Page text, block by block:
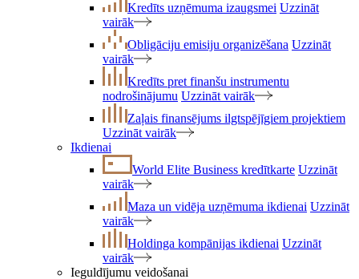
Kredīts uzņēmuma izaugsmei Uzzināt
vairāk
Obligāciju emisiju organizēšana Uzzināt
vairāk
Kredīts pret finanšu instrumentu
nodrošinājumu Uzzināt vairāk
Zaļais finansējums ilgtspējīgiem projektiem
Uzzināt vairāk
Ikdienai
World Elite Business kredītkarte Uzzināt
vairāk
Maza un vidēja uzņēmuma ikdienai Uzzināt
vairāk
Holdinga kompānijas ikdienai Uzzināt
vairāk
Ieguldījumu veidošanai